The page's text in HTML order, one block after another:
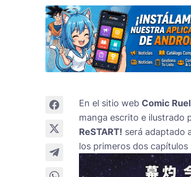
En el sitio web Comic
manga escrito e ilustrado
ReSTART! será adaptado
los primeros dos